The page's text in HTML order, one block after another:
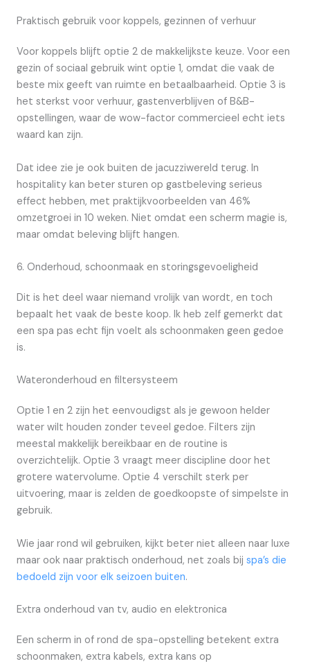
Praktisch gebruik voor koppels, gezinnen of verhuur
Voor koppels blijft optie 2 de makkelijkste keuze. Voor een
gezin of sociaal gebruik wint optie 1, omdat die vaak de
beste mix geeft van ruimte en betaalbaarheid. Optie 3 is
het sterkst voor verhuur, gastenverblijven of B&B-
opstellingen, waar de wow-factor commercieel echt iets
waard kan zijn.
Dat idee zie je ook buiten de jacuzziwereld terug. In
hospitality kan beter sturen op gastbeleving serieus
effect hebben, met praktijkvoorbeelden van 46%
omzetgroei in 10 weken. Niet omdat een scherm magie is,
maar omdat beleving blijft hangen.
6. Onderhoud, schoonmaak en storingsgevoeligheid
Dit is het deel waar niemand vrolijk van wordt, en toch
bepaalt het vaak de beste koop. Ik heb zelf gemerkt dat
een spa pas echt fijn voelt als schoonmaken geen gedoe
is.
Wateronderhoud en filtersysteem
Optie 1 en 2 zijn het eenvoudigst als je gewoon helder
water wilt houden zonder teveel gedoe. Filters zijn
meestal makkelijk bereikbaar en de routine is
overzichtelijk. Optie 3 vraagt meer discipline door het
grotere watervolume. Optie 4 verschilt sterk per
uitvoering, maar is zelden de goedkoopste of simpelste in
gebruik.
Wie jaar rond wil gebruiken, kijkt beter niet alleen naar luxe
maar ook naar praktisch onderhoud, net zoals bij spa’s die
bedoeld zijn voor elk seizoen buiten.
Extra onderhoud van tv, audio en elektronica
Een scherm in of rond de spa-opstelling betekent extra
schoonmaken, extra kabels, extra kans op